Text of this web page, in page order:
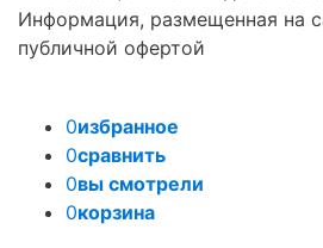
Информация, размещенная на
публичной офертой
0избранное
0сравнить
0вы смотрели
0корзина
Задать вопрос